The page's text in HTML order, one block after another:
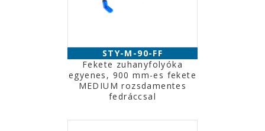
STY-M-90-FF
Fekete zuhanyfolyóka
egyenes, 900 mm-es fekete
MEDIUM rozsdamentes
fedráccsal